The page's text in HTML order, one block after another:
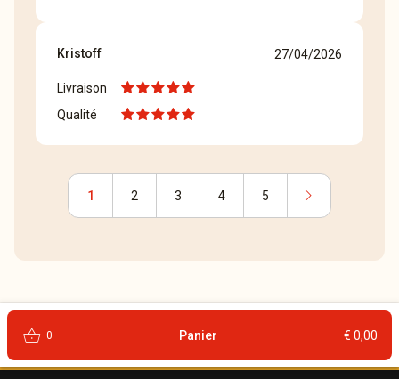
Kristoff 27/04/2026
Livraison
Qualité
1 2 3 4 5 chevron_right
shopping_basket 0 Panier € 0,00